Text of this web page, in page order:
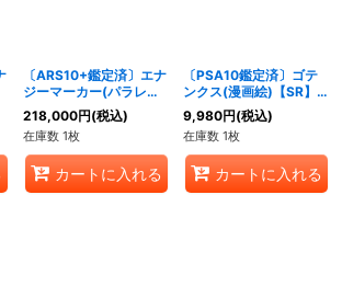
〔ARS10+鑑定済〕エナ
ジーマーカー(パラレ
ル/39巻表紙)【☆】{E-
87}
218,000円(税込)
在庫数 1枚
カートに入れる
〔PSA10鑑定済〕ゴテ
ンクス(漫画絵)【SR】
{SB02-022}
9,980円(税込)
在庫数 1枚
カートに入れる